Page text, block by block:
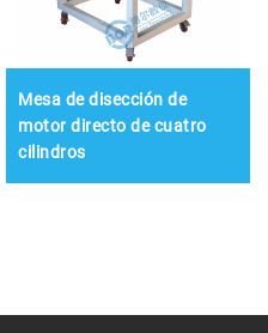
Mesa de disección de
motor directo de cuatro
cilindros